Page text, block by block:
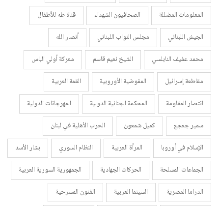
المعلومات المضللة
الصحافيون الشهداء
قناة طه للأطفال
الجيش اللبناني
مجلس النواب اللبناني
أنصار الله
محمد عفيف النابلسي
الشيخ نعيم قاسم
معركة أولي الباس
مقاطعة إسرائيل
المفوضية الأوروبية
القمة العربية
انتصار المقاومة
المحكمة الجنائية الدولية
المهرجانات الدولية
سمير جعجع
كميل شمعون
الحرب الأهلية في لبنان
الإسلام في أوروبا
المرأة العربية النظام السوري
بشار الأسد
الجماعات المسلحة
الحركات الجهادية
الجمهورية السورية العربية
الدراما المصرية
السينما العربية
الفنون المسرحية